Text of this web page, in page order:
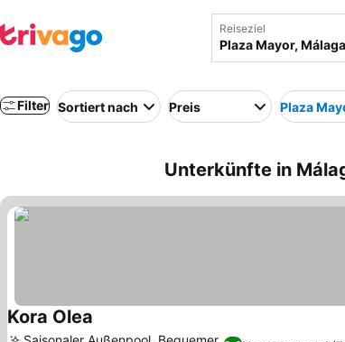
Reiseziel
Filter Sortiert nach Preis Plaza
Unterkünfte in
Kora Olea